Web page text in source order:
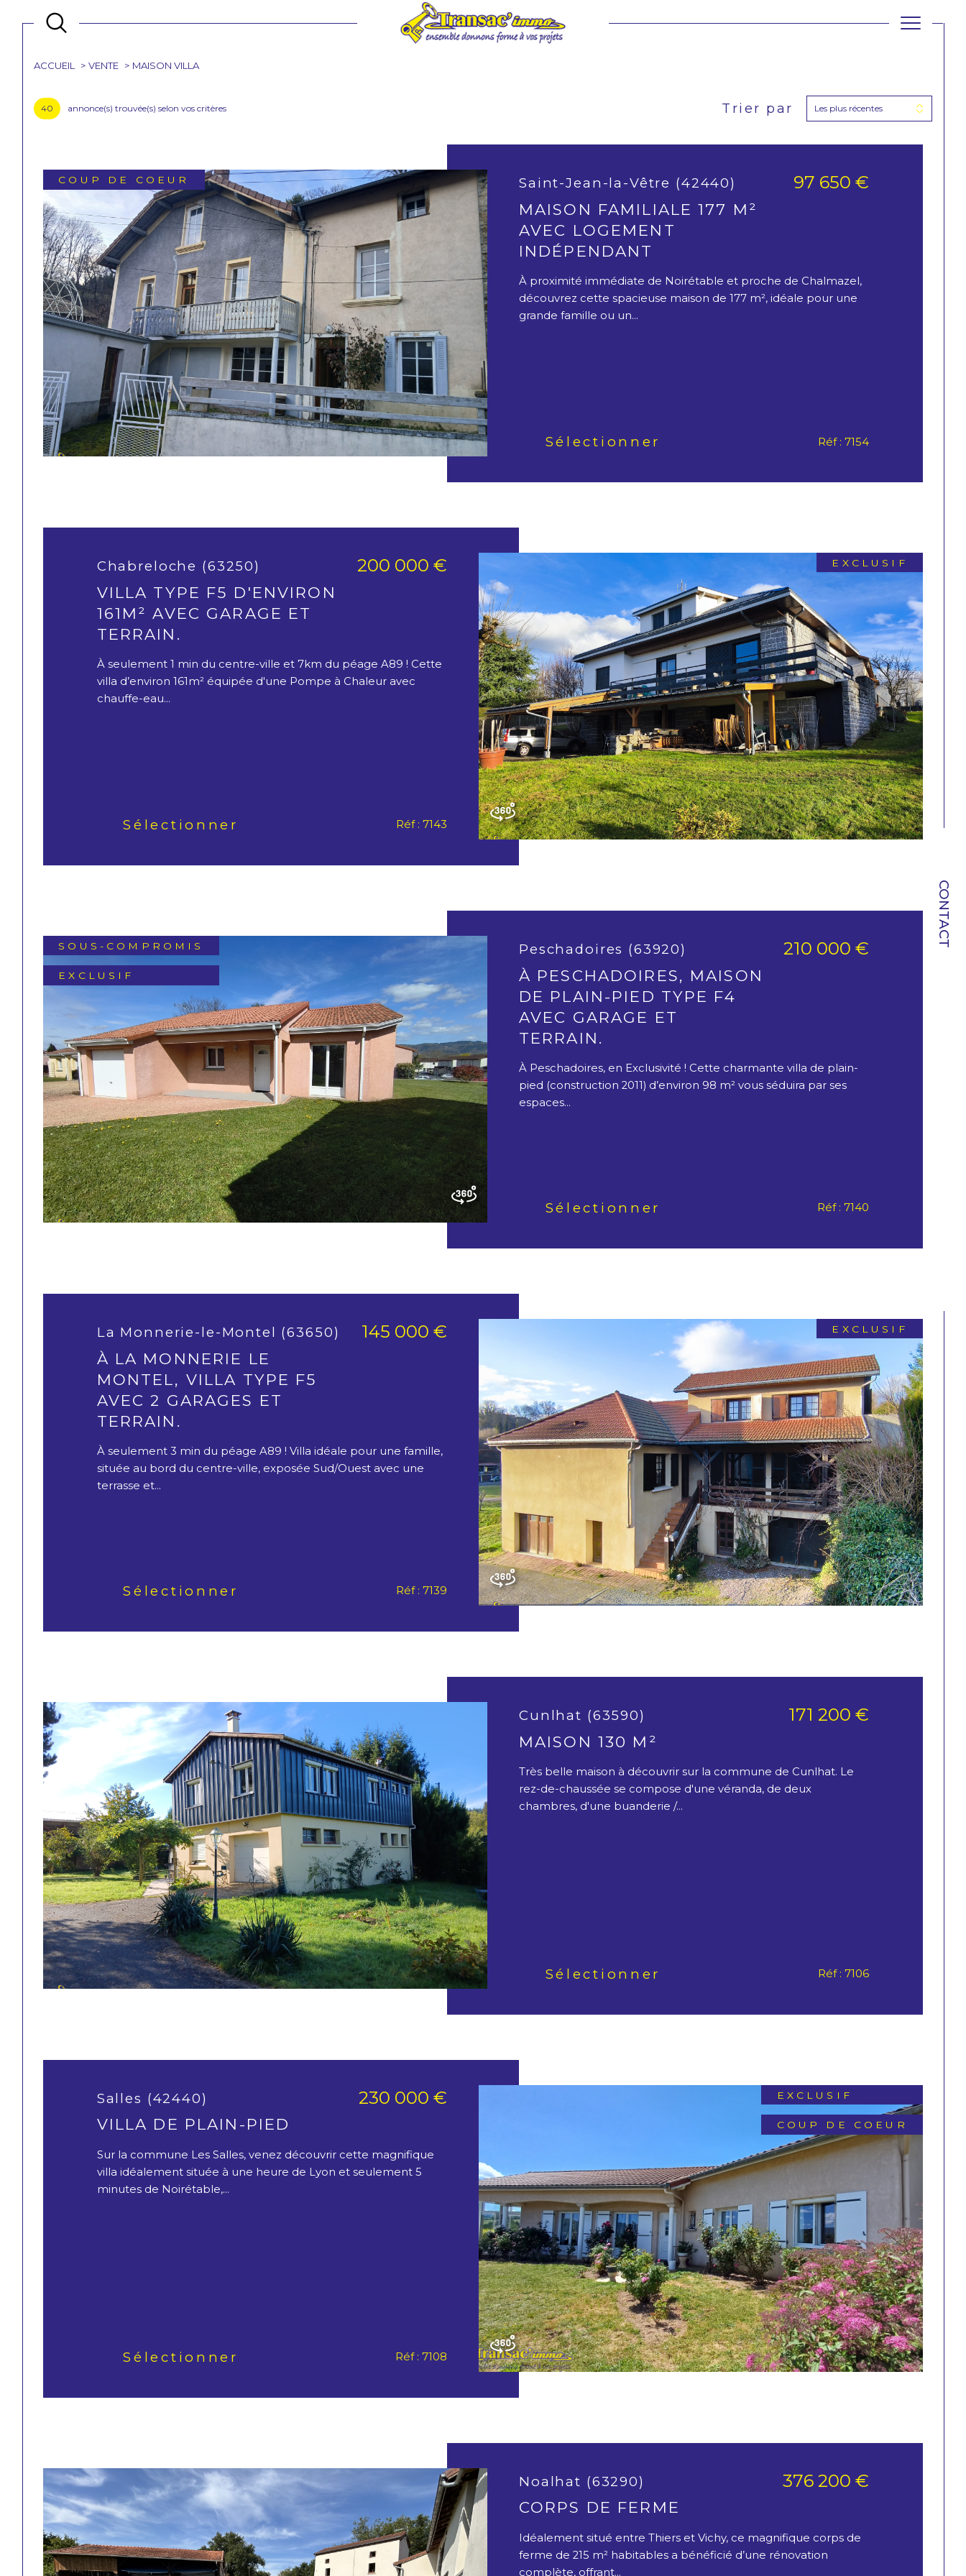
CONTACT
Acheter
filtrer
voir les40annonces
Réinitialiser les
ACCUEIL VENTE MAISON VILLA
40 annonce(s) trouvée(s) selon vos critères Trier par Les plus récentes
Saint-Jean-la-Vêtre (42440)
MAISON FAMILIALE 177 M²
AVEC LOGEMENT
INDÉPENDANT
97 650 €
À proximité immédiate de Noirétable et proche de Chalmazel,
découvrez cette spacieuse maison de 177 m², idéale pour une
grande famille ou un...
Sélectionner Réf : 7154
COUP DE COEUR
Chabreloche (63250)
VILLA TYPE F5 D'ENVIRON
161M² AVEC GARAGE ET
TERRAIN.
200 000 €
À seulement 1 min du centre-ville et 7km du péage A89 ! Cette
villa d’environ 161m² équipée d'une Pompe à Chaleur avec
chauffe-eau...
Sélectionner Réf : 7143
EXCLUSIF
Peschadoires (63920)
À PESCHADOIRES, MAISON
DE PLAIN-PIED TYPE F4
AVEC GARAGE ET
TERRAIN.
210 000 €
À Peschadoires, en Exclusivité ! Cette charmante villa de plain-
pied (construction 2011) d’environ 98 m² vous séduira par ses
espaces...
Sélectionner Réf : 7140
SOUS-COMPROMIS
EXCLUSIF
La Monnerie-le-Montel (63650)
À LA MONNERIE LE
MONTEL, VILLA TYPE F5
AVEC 2 GARAGES ET
TERRAIN.
145 000 €
À seulement 3 min du péage A89 ! Villa idéale pour une famille,
située au bord du centre-ville, exposée Sud/Ouest avec une
terrasse et...
Sélectionner Réf : 7139
EXCLUSIF
Cunlhat (63590)
MAISON 130 M²
171 200 €
Très belle maison à découvrir sur la commune de Cunlhat. Le
rez-de-chaussée se compose d'une véranda, de deux
chambres, d'une buanderie /...
Sélectionner Réf : 7106
Salles (42440)
VILLA DE PLAIN-PIED
230 000 €
Sur la commune Les Salles, venez découvrir cette magnifique
villa idéalement située à une heure de Lyon et seulement 5
minutes de Noirétable,...
Sélectionner Réf : 7108
EXCLUSIF
COUP DE COEUR
Noalhat (63290)
CORPS DE FERME
376 200 €
Idéalement situé entre Thiers et Vichy, ce magnifique corps de
ferme de 215 m² habitables a bénéficié d’une rénovation
complète, offrant...